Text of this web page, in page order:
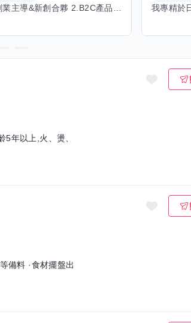
經驗簡述： 1.創業主導&新創合夥 2.B2C產品開發運營一條龍 3.AI應用開發與量化研究新創 標籤話題都可以聊，開放交流 找尋共同創業機會，亦歡迎新創收編
年以上,火、燙、
備料 ·食材擺盤出